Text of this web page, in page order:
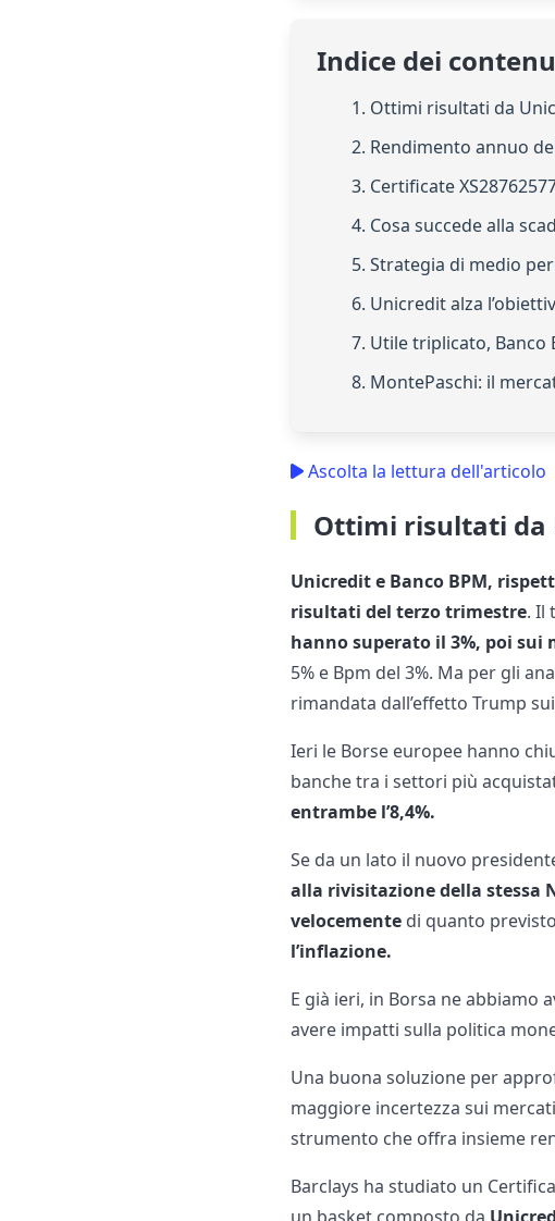
Indice dei
1. Ottimi risultati da
2. Rendimento annuo
3. Certificate
4. Cosa succede alla
5. Strategia di medio
6. Unicredit alza
7. Utile triplicato, Banco
8. MontePaschi: il
Ascolta la lettura dell'articolo
Ottimi risultati da
Unicredit e Banco BPM,
risultati del terzo trimestre. Il
hanno superato il 3%, poi sui
5% e Bpm del 3%. Ma per gli
rimandata dall’effetto Trump
Ieri le Borse europee hanno
banche tra i settori più
entrambe l’8,4%.
Se da un lato il nuovo
alla rivisitazione della stessa
velocemente di quanto
l’inflazione.
E già ieri, in Borsa ne abbiamo
avere impatti sulla politica
Una buona soluzione per
maggiore incertezza sui
strumento che offra insieme
Barclays ha studiato un